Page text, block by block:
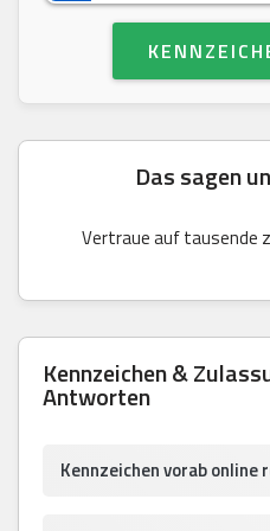
Das sagen
Vertraue auf tausende
Kennzeichen &
Antworten
Kennzeichen vorab online